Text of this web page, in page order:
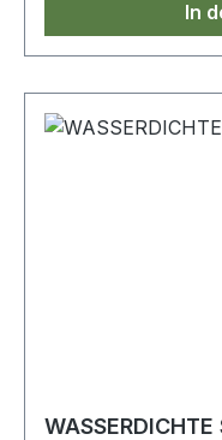
In
WASSERDICHTE